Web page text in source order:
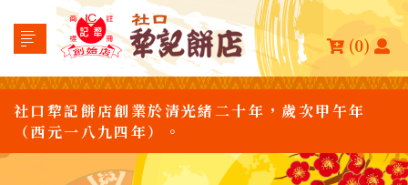
(0)
社口犂記餅店創業於清光緒二十年，歲次甲午年
（西元一八九四年）。